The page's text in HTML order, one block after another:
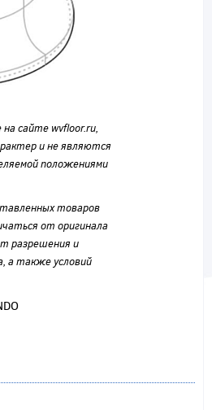
сайте wvfloor.ru,
и не являются
положениями
товаров
от оригинала
разрешения и
а также условий